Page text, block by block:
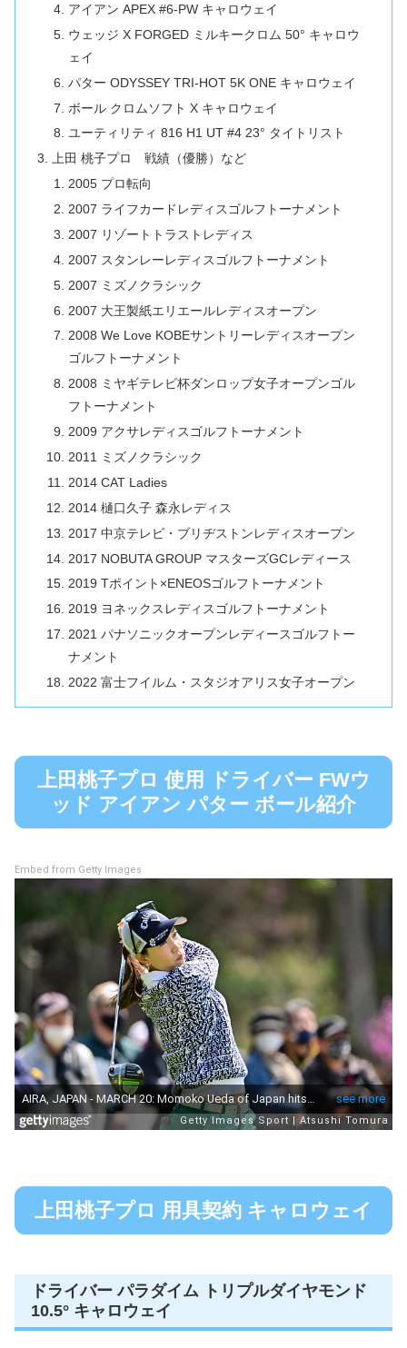
アイアン APEX #6-PW キャロウェイ
ウェッジ X FORGED ミルキークロム 50° キャロウ
ェイ
パター ODYSSEY TRI-HOT 5K ONE キャロウェイ
ボール クロムソフト X キャロウェイ
ユーティリティ 816 H1 UT #4 23° タイトリスト
上田 桃子プロ 戦績（優勝）など
2005 プロ転向
2007 ライフカードレディスゴルフトーナメント
2007 リゾートトラストレディス
2007 スタンレーレディスゴルフトーナメント
2007 ミズノクラシック
2007 大王製紙エリエールレディスオープン
2008 We Love KOBEサントリーレディスオープン
ゴルフトーナメント
2008 ミヤギテレビ杯ダンロップ女子オープンゴル
フトーナメント
2009 アクサレディスゴルフトーナメント
2011 ミズノクラシック
2014 CAT Ladies
2014 樋口久子 森永レディス
2017 中京テレビ・ブリヂストンレディスオープン
2017 NOBUTA GROUP マスターズGCレディース
2019 Tポイント×ENEOSゴルフトーナメント
2019 ヨネックスレディスゴルフトーナメント
2021 パナソニックオープンレディースゴルフトー
ナメント
2022 富士フイルム・スタジオアリス女子オープン
上田桃子プロ 使用 ドライバー FWウ
ッド アイアン パター ボール紹介
Embed from Getty Images
上田桃子プロ 用具契約 キャロウェイ
ドライバー パラダイム トリプルダイヤモンド
10.5° キャロウェイ